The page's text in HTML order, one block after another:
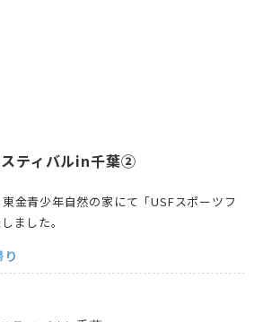
ティバルin千葉②
金青少年自然の家にて「USFスポーツフ
ました。
り